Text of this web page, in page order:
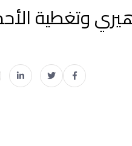
وتغطية